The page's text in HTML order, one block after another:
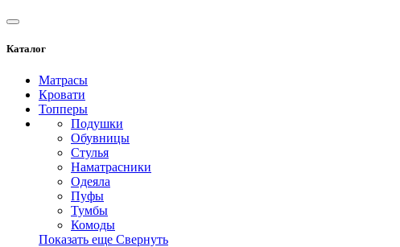
Каталог
Матрасы
Кровати
Топперы
Подушки
Обувницы
Стулья
Наматрасники
Одеяла
Пуфы
Тумбы
Комоды
Показать еще Свернуть